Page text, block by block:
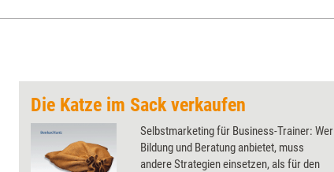
Die Katze im Sack verkaufen
Selbstmarketing für Business-Trainer: Wer
Bildung und Beratung anbietet, muss
andere Strategien einsetzen, als für den